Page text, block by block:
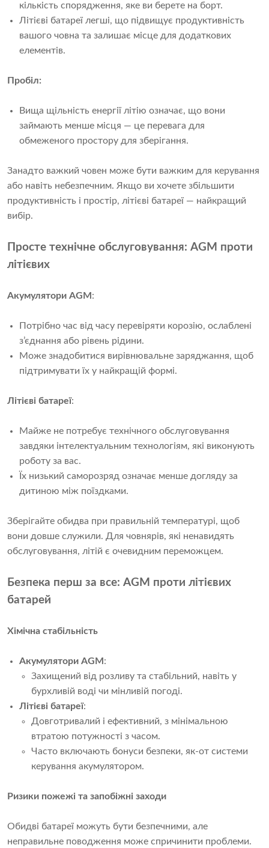
кількість спорядження, яке ви берете на борт.
Літієві батареї легші, що підвищує продуктивність
вашого човна та залишає місце для додаткових
елементів.
Пробіл:
Вища щільність енергії літію означає, що вони
займають менше місця — це перевага для
обмеженого простору для зберігання.
Занадто важкий човен може бути важким для керування
або навіть небезпечним. Якщо ви хочете збільшити
продуктивність і простір, літієві батареї — найкращий
вибір.
Просте технічне обслуговування: AGM проти
літієвих
Акумулятори AGM :
Потрібно час від часу перевіряти корозію, ослаблені
з’єднання або рівень рідини.
Може знадобитися вирівнювальне заряджання, щоб
підтримувати їх у найкращій формі.
Літієві батареї:
Майже не потребує технічного обслуговування
завдяки інтелектуальним технологіям, які виконують
роботу за вас.
Їх низький саморозряд означає менше догляду за
дитиною між поїздками.
Зберігайте обидва при правильній температурі, щоб
вони довше служили. Для човнярів, які ненавидять
обслуговування, літій є очевидним переможцем.
Безпека перш за все: AGM проти літієвих
батарей
Хімічна стабільність
Акумулятори AGM :
Захищений від розливу та стабільний, навіть у
бурхливій воді чи мінливій погоді.
Літієві батареї:
Довготривалий і ефективний, з мінімальною
втратою потужності з часом.
Часто включають бонуси безпеки, як-от системи
керування акумулятором.
Ризики пожежі та запобіжні заходи
Обидві батареї можуть бути безпечними, але
неправильне поводження може спричинити проблеми.